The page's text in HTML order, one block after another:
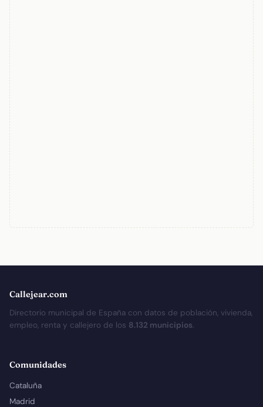
Callejear.com
Directorio municipal de España con datos de población, vivienda,
empleo, renta y callejero de los 8.132 municipios.
Comunidades
Cataluña
Madrid